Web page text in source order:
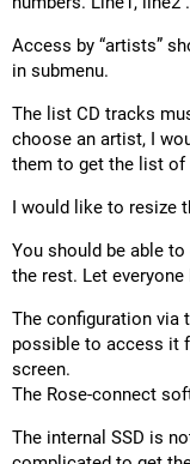
Access by “artists”
in submenu.
The list CD tracks
choose an artist, I
them to get the list of
I would like to resize
You should be able
the rest. Let everyone
The configuration via
possible to access it
screen.
The Rose-connect
The internal SSD is